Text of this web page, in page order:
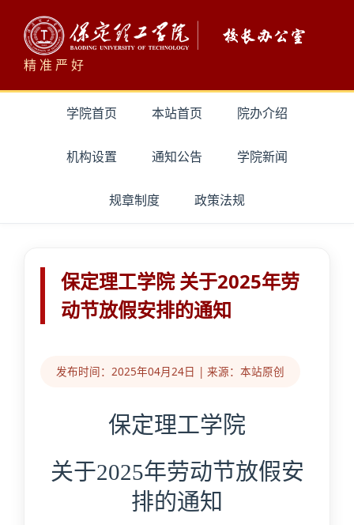
精 准 严 好
学院首页 本站首页 院办介绍
机构设置 通知公告 学院新闻
规章制度 政策法规
保定理工学院 关于2025年劳
动节放假安排的通知
发布时间：2025年04月24日 | 来源：本站原创
保定理工学院
关于2025年劳动节放假安
排的通知